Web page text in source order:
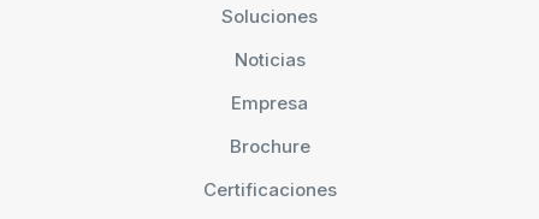
Soluciones
Noticias
Empresa
Brochure
Certificaciones